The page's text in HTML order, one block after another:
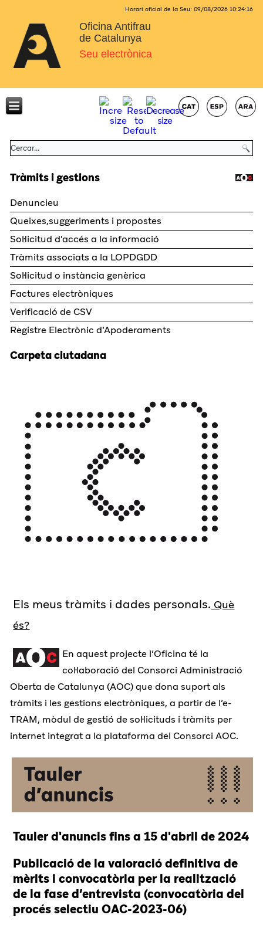
Horari oficial de la Seu:09/08/202610:24:17
Oficina Antifrau
de Catalunya
Seu electrònica
Tràmits i gestions
Denuncieu
Queixes,suggeriments i propostes
Sol·licitud d'accés a la informació
Tràmits associats a la LOPDGDD
Sol·licitud o instància genèrica
Factures electròniques
Verificació de CSV
Registre Electrònic d’Apoderaments
Carpeta ciutadana
Els meus tràmits i dades personals. Què
és?
En aquest projecte l’Oficina té la
col·laboració del Consorci Administració
Oberta de Catalunya (AOC) que dona suport als
tràmits i les gestions electròniques, a partir de l’e-
TRAM, mòdul de gestió de sol·licituds i tràmits per
internet integrat a la plataforma del Consorci AOC.
Tauler d'anuncis fins a 15 d'abril de 2024
Publicació de la valoració definitiva de
mèrits i convocatòria per la realització
de la fase d’entrevista (convocatòria del
procés selectiu OAC-2023-06)